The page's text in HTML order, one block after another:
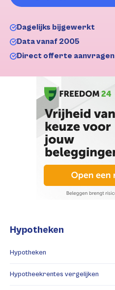
Dagelijks bijgewerkt
Data vanaf 2005
Direct offerte aanvragen
Hypotheken
Hypotheken
Hypotheekrentes vergelijken